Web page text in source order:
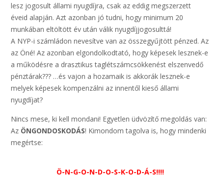
lesz jogosult állami nyugdíjra, csak az eddig megszerzett
éveid alapján. Azt azonban jó tudni, hogy minimum 20
munkában eltöltött év után válik nyugdíjjogosulttá!
A NYP-i számládon nevesítve van az összegyűjtött pénzed. Az
az Öné! Az azonban elgondolkodtató, hogy képesek lesznek-e
a működésre a drasztikus taglétszámcsökkenést elszenvedő
pénztárak??? …és vajon a hozamaik is akkorák lesznek-e
melyek képesek kompenzálni az innentől kieső állami
nyugdíjat?
Nincs mese, ki kell mondani! Egyetlen üdvözítő megoldás van:
Az ÖNGONDOSKODÁS! Kimondom tagolva is, hogy mindenki
megértse:
Ö-N-G-O-N-D-O-S-K-O-D-Á-S!!!!